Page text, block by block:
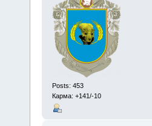
Posts: 453
Карма: +141/-10